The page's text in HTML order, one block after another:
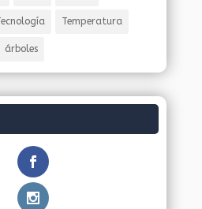
Temperatura
árboles